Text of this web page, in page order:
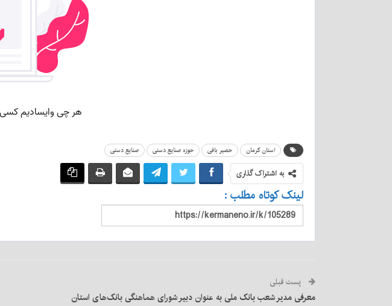
استان کرمان حصیر بافی حوزه صنایع دستی صنایع دستی
به اشتراک گذاری
لینک کوتاه مطلب :
پست قبلی
معرفی مدیر شعب بانک ملی به عنوان دبیر شورای هماهنگی بانک‌های استان